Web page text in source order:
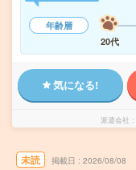
年齢層
20代
気になる!
派遣会社
未読 掲載日 2026/08/08